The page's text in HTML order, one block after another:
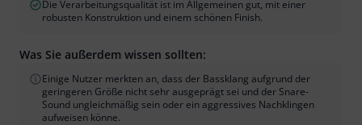
Die Verarbeitungsqualität ist im Allgemeinen gut, mit einer
robusten Konstruktion und einem schönen Finish.
Was Sie außerdem wissen sollten:
Einige Nutzer merkten an, dass der Bassklang aufgrund der
geringeren Größe nicht sehr ausgeprägt sei und der Snare-
Sound ungleichmäßig sein oder ein aggressives Nachklingen
aufweisen könne.